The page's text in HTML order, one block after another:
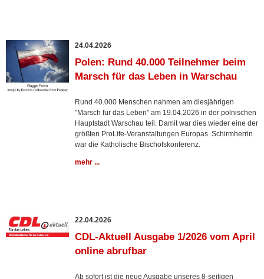
24.04.2026
Polen: Rund 40.000 Teilnehmer beim
Marsch für das Leben in Warschau
Rund 40.000 Menschen nahmen am diesjährigen
"Marsch für das Leben" am 19.04.2026 in der polnischen
Hauptstadt Warschau teil. Damit war dies wieder eine der
größten ProLife-Veranstaltungen Europas. Schirmherrin
war die Katholische Bischofskonferenz.
mehr ...
22.04.2026
CDL-Aktuell Ausgabe 1/2026 vom April
online abrufbar
Ab sofort ist die neue Ausgabe unseres 8-seitigen